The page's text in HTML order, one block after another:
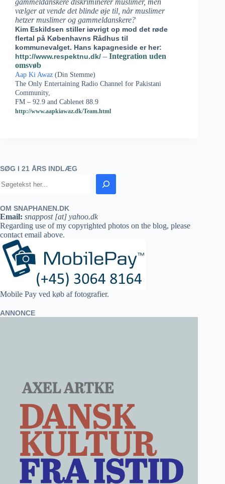
gammeldanskere diskriminerer muslimer, men
vælger at vende det blinde øje til, når muslimer
hetzer muslimer og gammeldanskere?
Kim Eskildsen stiller iøvrigt op mod det røde
flertal på Københavns Rådhus til
kommunevalget. Hans kapagneside er her:
http://www.respektnu.dk/ – Integration uden
omsvøb
Aap Ki Awaz (Din Stemme)
The Only Entertaining Radio Channel for Pakistani
Community,
FM – 92.9 and Cablenet 88.9
http://www.aapkiawaz.dk/Team.html
SØG I 21 ÅRS INDLÆG
OM SNAPHANEN.DK
Email: snappost [at] yahoo.dk
Regarding use of my copyrighted photos on the blog, please
contact email above.
Mobile Pay ved køb af fotografier.
ANNONCE